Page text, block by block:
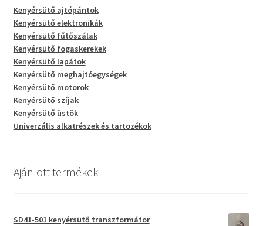
Kenyérsütő ajtópántok
Kenyérsütő elektronikák
Kenyérsütő fűtőszálak
Kenyérsütő fogaskerekek
Kenyérsütő lapátok
Kenyérsütő meghajtóegységek
Kenyérsütő motorok
Kenyérsütő szíjak
Kenyérsütő üstök
Univerzális alkatrészek és tartozékok
Ajánlott termékek
SD41-501 kenyérsütő transzformátor